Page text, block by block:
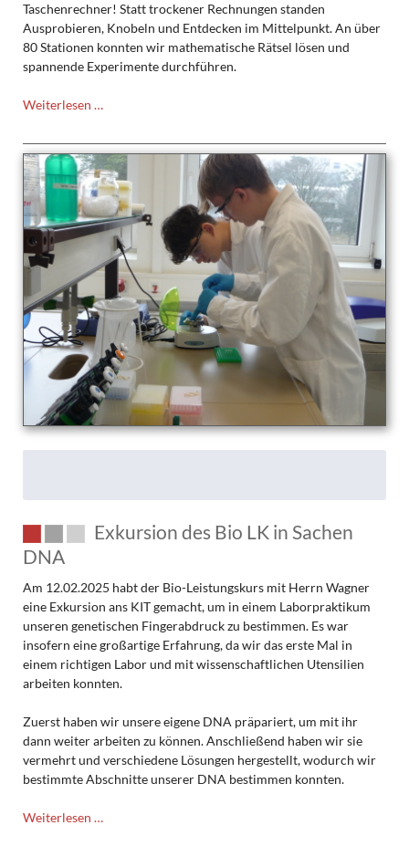
Taschenrechner! Statt trockener Rechnungen standen
Ausprobieren, Knobeln und Entdecken im Mittelpunkt. An über
80 Stationen konnten wir mathematische Rätsel lösen und
spannende Experimente durchführen.
Weiterlesen …
Klasse
7d
ins
Mathelabor
des
KIT
Exkursion des Bio LK in Sachen
DNA
Am 12.02.2025 habt der Bio-Leistungskurs mit Herrn Wagner
eine Exkursion ans KIT gemacht, um in einem Laborpraktikum
unseren genetischen Fingerabdruck zu bestimmen. Es war
insofern eine großartige Erfahrung, da wir das erste Mal in
einem richtigen Labor und mit wissenschaftlichen Utensilien
arbeiten konnten.
Zuerst haben wir unsere eigene DNA präpariert, um mit ihr
dann weiter arbeiten zu können. Anschließend haben wir sie
vermehrt und verschiedene Lösungen hergestellt, wodurch wir
bestimmte Abschnitte unserer DNA bestimmen konnten.
Weiterlesen …